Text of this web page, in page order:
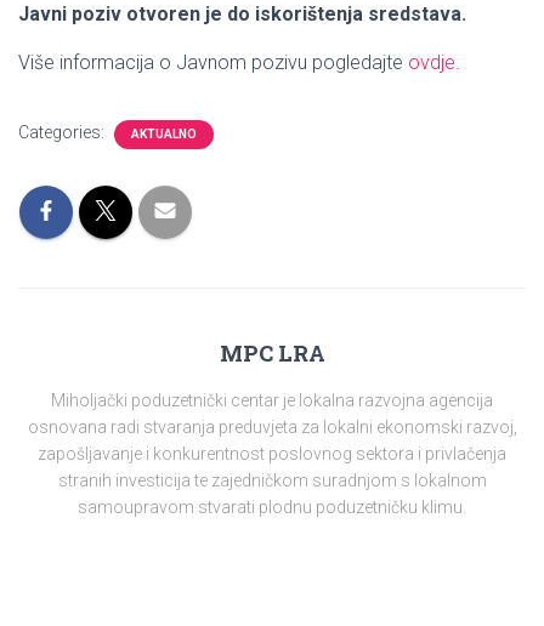
Javni poziv otvoren je do iskorištenja sredstava.
Više informacija o Javnom pozivu pogledajte ovdje.
Categories: AKTUALNO
MPC LRA
Miholjački poduzetnički centar je lokalna razvojna agencija
osnovana radi stvaranja preduvjeta za lokalni ekonomski razvoj,
zapošljavanje i konkurentnost poslovnog sektora i privlačenja
stranih investicija te zajedničkom suradnjom s lokalnom
samoupravom stvarati plodnu poduzetničku klimu.